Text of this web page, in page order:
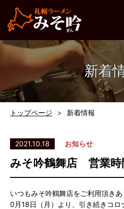
新着
トップページ 新着情報
2021.10.18 お知らせ
みそ吟鶴舞店 営業時
いつもみそ吟鶴舞店をご利用頂き
0月18日（月）より、引き続きコロ